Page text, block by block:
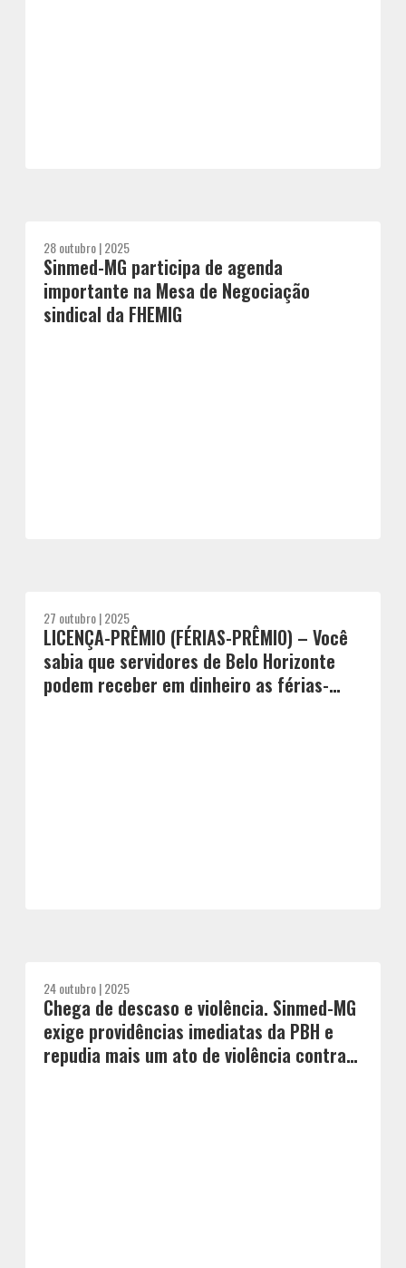
28 outubro | 2025
Sinmed-MG participa de agenda
importante na Mesa de Negociação
sindical da FHEMIG
27 outubro | 2025
LICENÇA-PRÊMIO (FÉRIAS-PRÊMIO) – Você
sabia que servidores de Belo Horizonte
podem receber em dinheiro as férias-
24 outubro | 2025
Chega de descaso e violência. Sinmed-MG
exige providências imediatas da PBH e
repudia mais um ato de violência contra